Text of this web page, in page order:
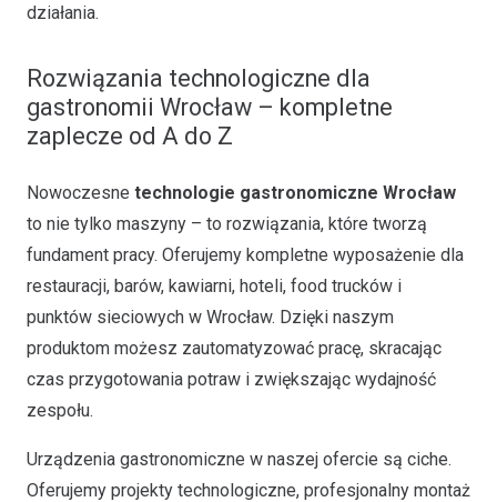
działania.
Rozwiązania technologiczne dla
gastronomii Wrocław – kompletne
zaplecze od A do Z
Nowoczesne technologie gastronomiczne Wrocław
to nie tylko maszyny – to rozwiązania, które tworzą
fundament pracy. Oferujemy kompletne wyposażenie dla
restauracji, barów, kawiarni, hoteli, food trucków i
punktów sieciowych w Wrocław. Dzięki naszym
produktom możesz zautomatyzować pracę, skracając
czas przygotowania potraw i zwiększając wydajność
zespołu.
Urządzenia gastronomiczne w naszej ofercie są ciche.
Oferujemy projekty technologiczne, profesjonalny montaż